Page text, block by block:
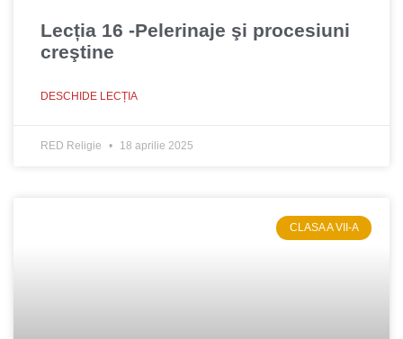
Lecția 16 -Pelerinaje şi procesiuni
creştine
DESCHIDE LECȚIA
RED Religie 18 aprilie 2025
CLASA A VII-A